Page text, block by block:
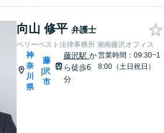
向山 修平 弁護士
ベリーベスト法律事務所 湘南藤沢オフィス
神
奈
川
県
|
藤
沢
市
藤沢駅 か
ら徒歩6
分
営業時間：09:30~1
8:00（土日祝日）